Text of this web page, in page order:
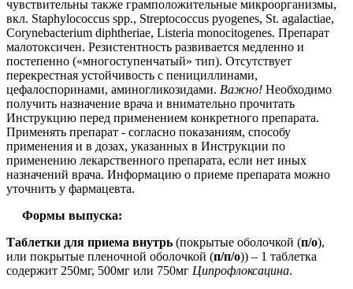
чувствительны также грамположительные микроорганизмы,
вкл. Staphylococcus spp., Streptococcus pyogenes, St. agalactiae,
Corynebacterium diphtheriae, Listeria monocitogenes. Препарат
малотоксичен. Резистентность развивается медленно и
постепенно («многоступенчатый» тип). Отсутствует
перекрестная устойчивость с пенициллинами,
цефалоспоринами, аминогликозидами. Важно! Необходимо
получить назначение врача и внимательно прочитать
Инструкцию перед применением конкретного препарата.
Применять препарат - согласно показаниям, способу
применения и в дозах, указанных в Инструкции по
применению лекарственного препарата, если нет иных
назначений врача. Информацию о приеме препарата можно
уточнить у фармацевта.
Формы выпуска:
Таблетки для приема внутрь (покрытые оболочкой (п/о),
или покрытые пленочной оболочкой (п/п/о)) – 1 таблетка
содержит 250мг, 500мг или 750мг Ципрофлоксацина.